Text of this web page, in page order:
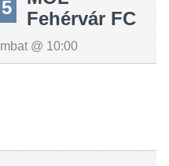
Fehérvár FC
@ 10:00